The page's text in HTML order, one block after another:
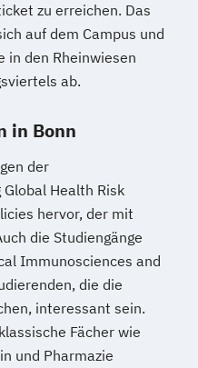
zu erreichen. Das
auf dem Campus und
in den Rheinwiesen
ab.
in Bonn
der
Health Risk
hervor, der mit
die Studiengänge
Immunosciences and
die die
interessant sein.
Fächer wie
und Pharmazie